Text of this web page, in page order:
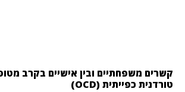
קשרים משפחתיים ובין אישיים בקרב
טורדנית כפייתית (OCD)